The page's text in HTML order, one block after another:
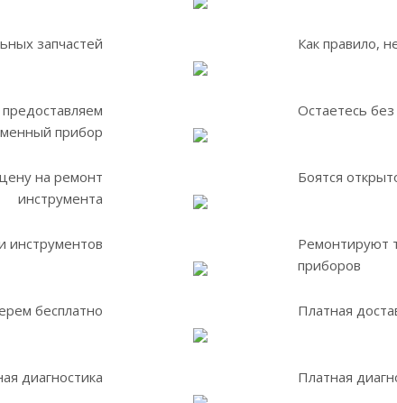
запчастей
прибор
на ремонт
инструмента
инструментов
бесплатно
диагностика
Как правило,
Остаетесь
Боятся
Ремонтируют
приборов
Платная
Платная